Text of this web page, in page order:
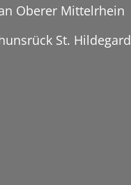
Oberer Mittelrhein
St. Hildegard